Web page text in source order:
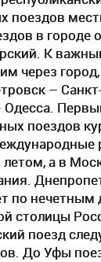
поездов
в городе
К
через город,
–
поездов
а в
по
столицы
поезд
До Уфы